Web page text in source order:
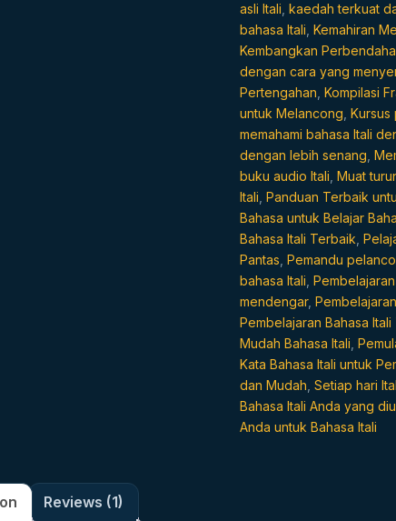
asli Itali kaedah terkuat
bahasa Itali Kemahiran
Kembangkan
dengan cara yang
Pertengahan Kompilasi
untuk Melancong Kursus
memahami bahasa Itali
dengan lebih senang
buku audio Itali Muat
Itali Panduan Terbaik
Bahasa untuk Belajar
Bahasa Itali Terbaik
Pantas Pemandu
bahasa Itali
mendengar,
Pembelajaran Bahasa
Mudah Bahasa Itali
Kata Bahasa Itali untuk
dan Mudah Setiap hari
Bahasa Itali Anda yang
Anda untuk Bahasa Itali
Reviews (1)